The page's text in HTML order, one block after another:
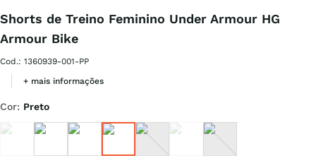
Shorts de Treino Feminino Under Armour HG
Armour Bike
Cod.: 1360939-001-PP
+ mais informações
Cor: Preto